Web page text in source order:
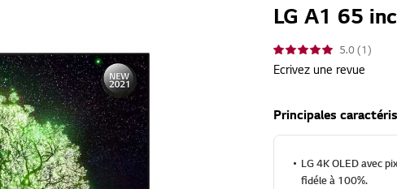
LG A1 65
5.0 (1)
Ecrivez une revue
Principales
LG 4K OLED avec
fidéle à 100%.